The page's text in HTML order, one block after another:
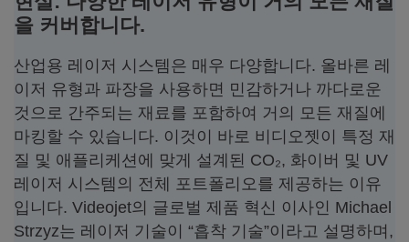
을 커버합니다.
산업용 레이저 시스템은 매우 다양합니다. 올바른 레
이저 유형과 파장을 사용하면 민감하거나 까다로운
것으로 간주되는 재료를 포함하여 거의 모든 재질에
마킹할 수 있습니다. 이것이 바로 비디오젯이 특정 재
질 및 애플리케션에 맞게 설계된 CO₂, 화이버 및 UV
레이저 시스템의 전체 포트폴리오를 제공하는 이유
입니다. Videojet의 글로벌 제품 혁신 이사인 Michael
Strzyz는 레이저 기술이 “흡착 기술”이라고 설명하며,